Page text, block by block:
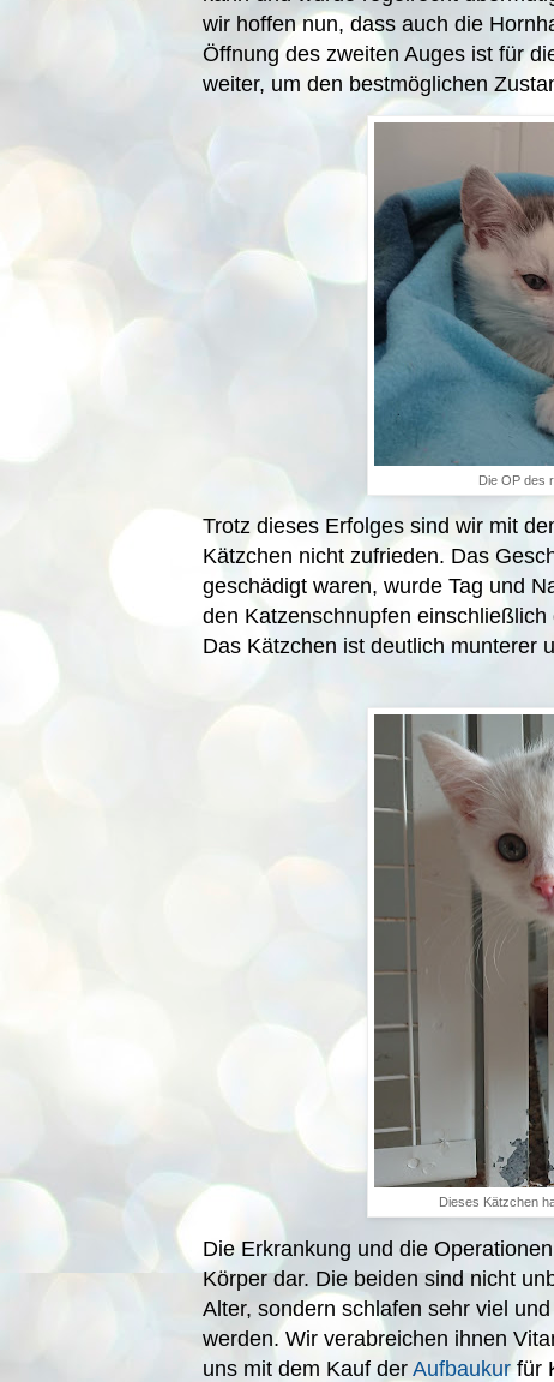
wir hoffen nun, dass auch die
Öffnung des zweiten Auges ist für
weiter, um den bestmöglichen
Die OP des
Trotz dieses Erfolges sind wir mit
Kätzchen nicht zufrieden. Das
geschädigt waren, wurde Tag und
den Katzenschnupfen
Das Kätzchen ist deutlich munterer
Dieses Kätzchen
Die Erkrankung und die
Körper dar. Die beiden sind nicht
Alter, sondern schlafen sehr viel
werden. Wir verabreichen ihnen
uns mit dem Kauf der Aufbaukurfür